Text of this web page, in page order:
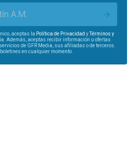
A.M.
aceptas la Política de Privacidad yTérminos y
Además, aceptas recibir información u ofertas
de GFR Media, sus afiliadas o de terceros.
en cualquier momento.